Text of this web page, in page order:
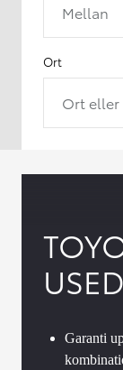
Mellan
Ort
Ort eller
USED
Garanti